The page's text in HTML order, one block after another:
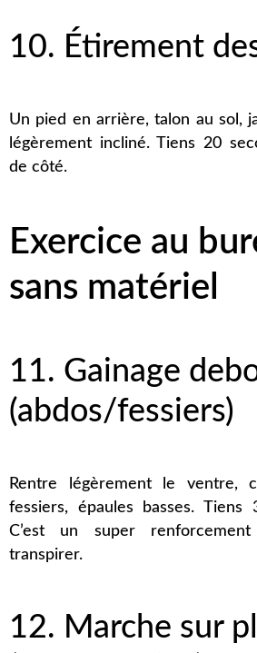
10. Étirement
Un pied en arrière, talon au sol,
légèrement incliné. Tiens 20
de côté.
Exercice au
sans matériel
11. Gainage
(abdos/fessiers)
Rentre légèrement le ventre,
fessiers, épaules basses.
C’est un super
transpirer.
12. Marche sur